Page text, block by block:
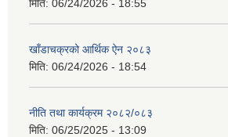
मिति: 06/24/2026 - 18:55
खाँडाचक्रको आर्थिक ऐन २०८३
मिति: 06/24/2026 - 18:54
नीति तथा कार्यक्रम २०८२/०८३
मिति: 06/25/2025 - 13:09